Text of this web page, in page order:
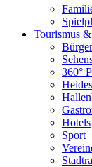
Tourismus
360°
Hotels
Sport